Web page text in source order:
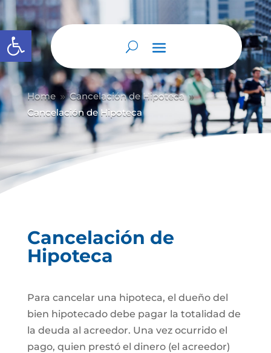
Abrir barra de herramientas
Home 9 Cancelación de Hipoteca 9
Cancelación de Hipoteca
Cancelación de
Hipoteca
Para cancelar una hipoteca, el dueño del
bien hipotecado debe pagar la totalidad de
la deuda al acreedor. Una vez ocurrido el
pago, quien prestó el dinero (el acreedor)